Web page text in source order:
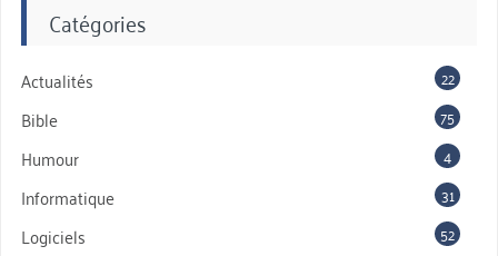
Catégories
Actualités 22
Bible 75
Humour 4
Informatique 31
Logiciels 52